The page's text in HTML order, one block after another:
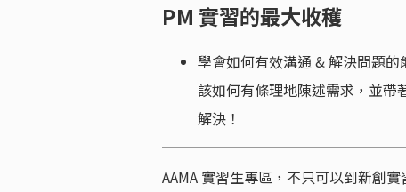
PM 實習的最大收穫
學會如何有效溝通 & 解決問題
該如何有條理地陳述需求，並
解決！
AAMA 實習生專區，不只可以到新創